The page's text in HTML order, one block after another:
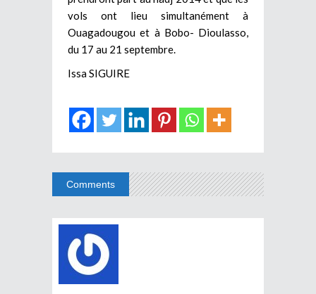
vols ont lieu simultanément à
Ouagadougou et à Bobo- Dioulasso,
du 17 au 21 septembre.
Issa SIGUIRE
Comments